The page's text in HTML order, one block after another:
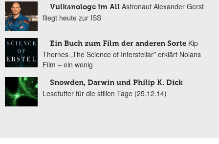
Vulkanologe im All Astronaut Alexander Gerst
fliegt heute zur ISS
Ein Buch zum Film der anderen Sorte Kip
Thornes „The Science of Interstellar” erklärt Nolans
Film – ein wenig
Snowden, Darwin und Philip K. Dick
Lesefutter für die stillen Tage (25.12.14)